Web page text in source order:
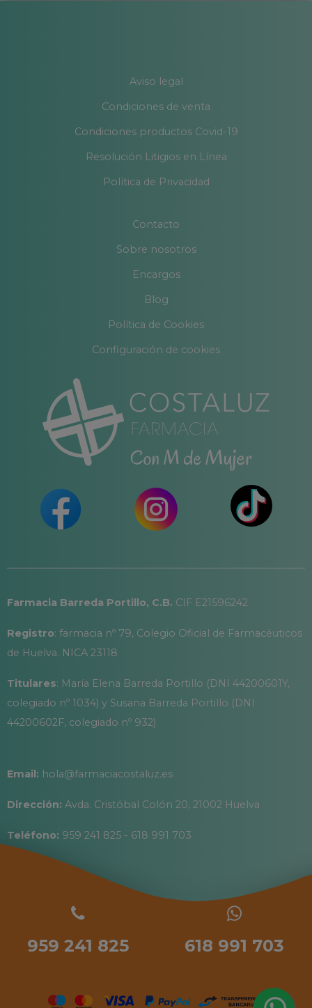
Aviso legal
Condiciones de venta
Condiciones productos Covid-19
Resolución Litigios en Línea
Política de Privacidad
Contacto
Sobre nosotros
Encargos
Blog
Política de Cookies
Configuración de cookies
Farmacia Barreda Portillo, C.B. CIF E21596242
Registro: farmacia nº 79, Colegio Oficial de Farmacéuticos
de Huelva. NICA 23118
Titulares: María Elena Barreda Portillo (DNI 44200601Y,
colegiado nº 1034) y Susana Barreda Portillo (DNI
44200602F, colegiado nº 932)
Email: hola@farmaciacostaluz.es
Dirección: Avda. Cristóbal Colón 20, 21002 Huelva
Teléfono: 959 241 825 - 618 991 703
959 241 825 618 991 703